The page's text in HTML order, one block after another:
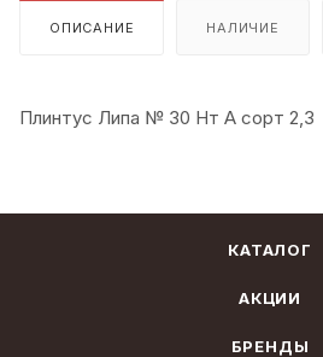
ОПИСАНИЕ НАЛИЧИЕ
Плинтус Липа № 30 Нт А сорт 2,3
КАТАЛОГ
АКЦИИ
БРЕНДЫ